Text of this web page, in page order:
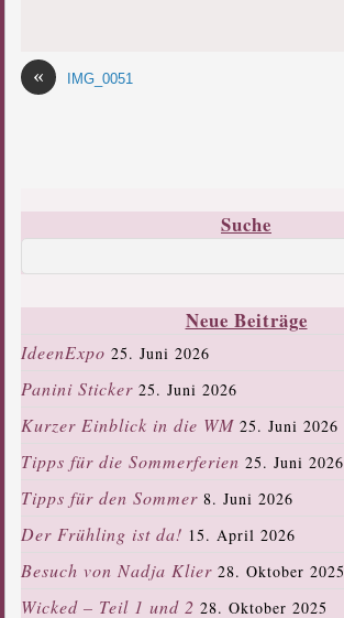
« IMG_0051
Suche
Neue Beiträge
IdeenExpo 25. Juni 2026
Panini Sticker 25. Juni 2026
Kurzer Einblick in die WM 25. Juni 2026
Tipps für die Sommerferien 25. Juni 2026
Tipps für den Sommer 8. Juni 2026
Der Frühling ist da! 15. April 2026
Besuch von Nadja Klier 28. Oktober 2025
Wicked – Teil 1 und 2 28. Oktober 2025